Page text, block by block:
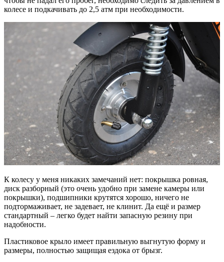
колесе и подкачивать до 2,5 атм при необходимости.
К колесу у меня никаких замечаний нет: покрышка ровная,
диск разборный (это очень удобно при замене камеры или
покрышки), подшипники крутятся хорошо, ничего не
подтормаживает, не задевает, не клинит. Да ещё и размер
стандартный – легко будет найти запасную резину при
надобности.
Пластиковое крыло имеет правильную выгнутую форму и
размеры, полностью защищая ездока от брызг.